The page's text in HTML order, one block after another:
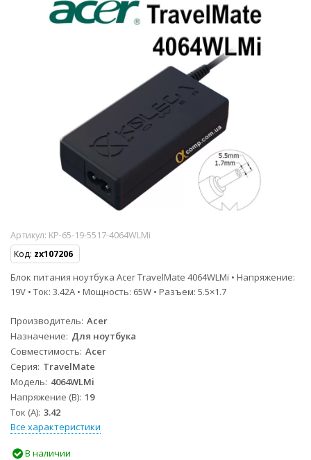
Артикул: KP-65-19-5517-4064WLMi
Код: zx107206
Блок питания ноутбука Acer TravelMate 4064WLMi • Напряжение:
19V • Ток: 3.42A • Мощность: 65W • Разъем: 5.5×1.7
Производитель Acer
Назначение Для ноутбука
Совместимость Acer
Серия TravelMate
Модель 4064WLMi
Напряжение (В) 19
Ток (А) 3.42
Все характеристики
В наличии